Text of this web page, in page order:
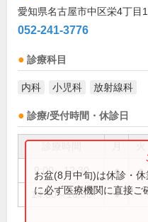
愛知県名古屋市中区栄4丁目
052-241-3776
診療科目
内科 小児科 放射線科
診療/受付時間・休診日
9:00～12:30 ● ●
14:00～16:30 ●
お盆(8月中旬)は休診・
に必ず医療機関に直接ご